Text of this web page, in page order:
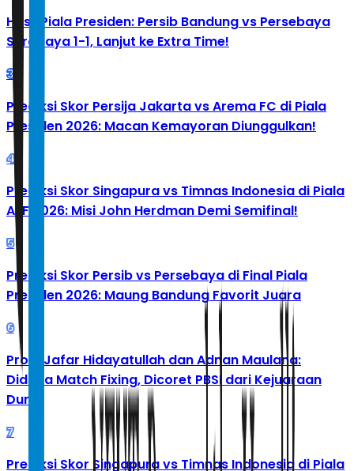
Hasil Piala Presiden: Persib Bandung vs Persebaya
Surabaya 1-1, Lanjut ke Extra Time!
3
Prediksi Skor Persija Jakarta vs Arema FC di Piala
Presiden 2026: Macan Kemayoran Diunggulkan!
4
Prediksi Skor Singapura vs Timnas Indonesia di Piala
AFF 2026: Misi John Herdman Demi Semifinal!
5
Prediksi Skor Persib vs Persebaya di Final Piala
Presiden 2026: Maung Bandung Favorit Juara
6
Profil Jafar Hidayatullah dan Adnan Maulana:
Diduga Match Fixing, Dicoret PBSI dari Kejuaraan
Dunia
7
Prediksi Skor Singapura vs Timnas Indonesia di Piala